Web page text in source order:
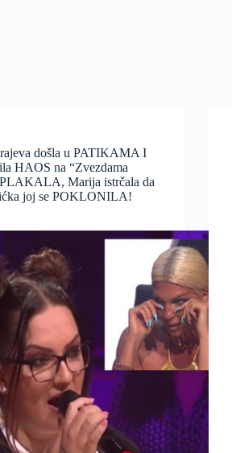
došla u PATIKAMA I
HAOS na “Zvezdama
Marija istrčala da
joj se POKLONILA!